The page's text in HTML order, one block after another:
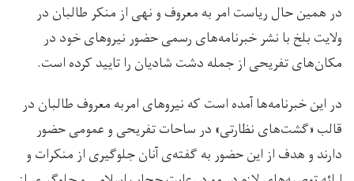
در همین حال ریاست امر به معروف و نهی از منکر طالبان در
ولایت بلخ با نشر خبرنامه‌های رسمی حضور نیروهای خود در
مکان‌های تفریحی از جمله دشت شادیان را تایید کرده است.
در این خبرنامه‌ها آمده است که نیروهای امربه معروف طالبان در
قالب «گشت‌های نظارتی» در ساحات تفریحی و عمومی حضور
دارند و هدف از این حضور به گفته‌ی آنان جلوگیری از منکرات و